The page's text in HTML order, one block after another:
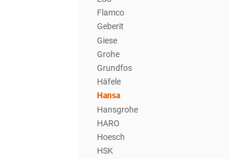
Flamco
Geberit
Giese
Grohe
Grundfos
Häfele
Hansa
Hansgrohe
HARO
Hoesch
HSK